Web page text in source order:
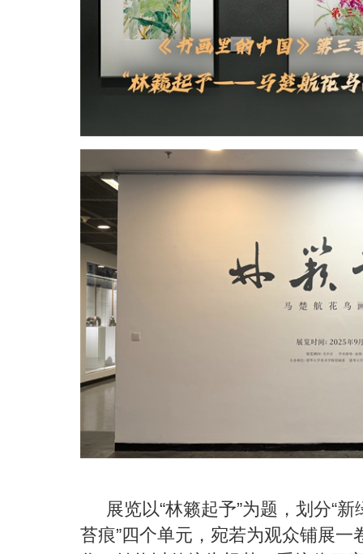
展览以“林籁起予”为题，划分“新
苔痕”四个单元，宛若为观众铺展一